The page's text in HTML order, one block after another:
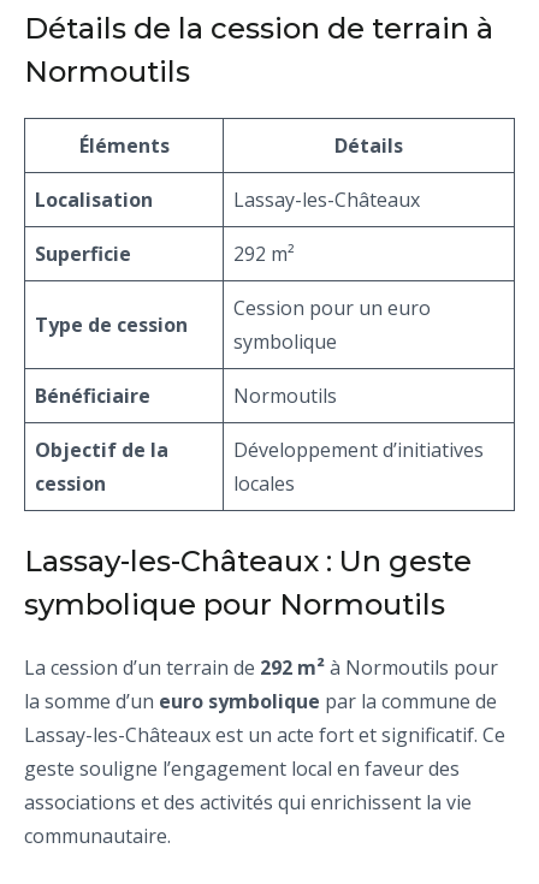
Détails de la cession de terrain à
Normoutils
Éléments Détails
Localisation Lassay-les-Châteaux
Superficie 292 m²
Type de cession
Cession pour un euro
symbolique
Bénéficiaire Normoutils
Objectif de la
cession
Développement d’initiatives
locales
Lassay-les-Châteaux : Un geste
symbolique pour Normoutils
La cession d’un terrain de 292 m²à Normoutils pour
la somme d’un euro symbolique par la commune de
Lassay-les-Châteaux est un acte fort et significatif. Ce
geste souligne l’engagement local en faveur des
associations et des activités qui enrichissent la vie
communautaire.